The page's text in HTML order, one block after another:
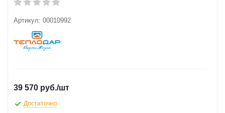
Артикул: 00010992
39 570 руб./шт
Достаточно